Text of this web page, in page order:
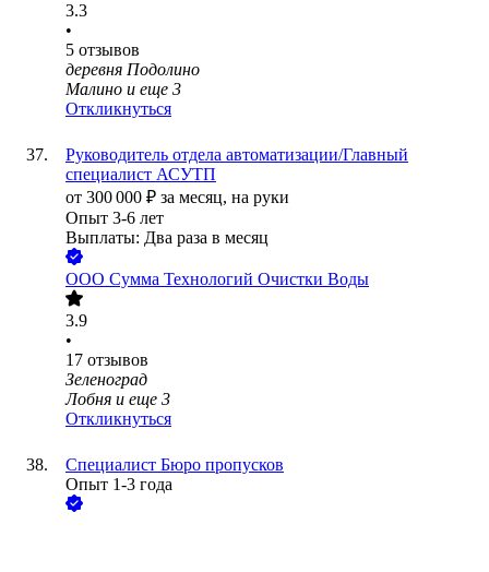
3.3
•
5 отзывов
деревня Подолино
Малино и еще 3
Откликнуться
Руководитель отдела автоматизации/Главный
специалист АСУТП
от 300 000 ₽ за месяц, на руки
Опыт 3-6 лет
Выплаты: Два раза в месяц
ООО Сумма Технологий Очистки Воды
3.9
•
17 отзывов
Зеленоград
Лобня и еще 3
Откликнуться
Специалист Бюро пропусков
Опыт 1-3 года